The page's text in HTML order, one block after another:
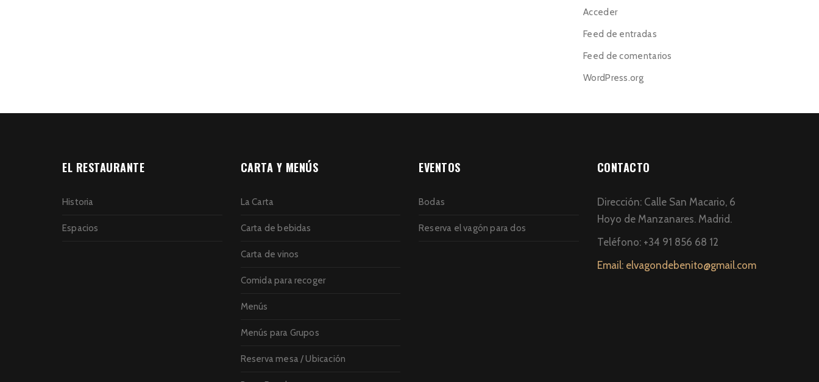
Acceder
Feed de entradas
Feed de comentarios
WordPress.org
EL RESTAURANTE
Historia
Espacios
CARTA Y MENÚS
La Carta
Carta de bebidas
Carta de vinos
Comida para recoger
Menús
Menús para Grupos
Reserva mesa / Ubicación
EVENTOS
Bodas
Reserva el vagón para dos
CONTACTO
Dirección: Calle San Macario, 6
Hoyo de Manzanares. Madrid.
Teléfono: +34 91 856 68 12
Email: elvagondebenito@gmail.com